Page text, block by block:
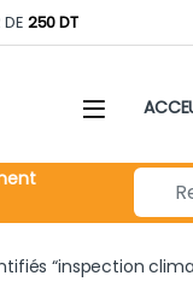
250 DT
Search
“inspection